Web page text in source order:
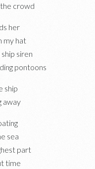
crowd
her
my hat
siren
pontoons
ship
away
sea
part
time